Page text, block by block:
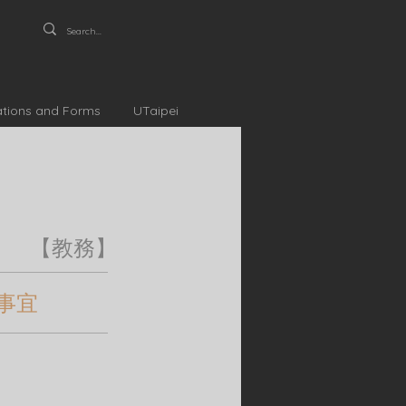
and Forms UTaipei
【教務】
宜